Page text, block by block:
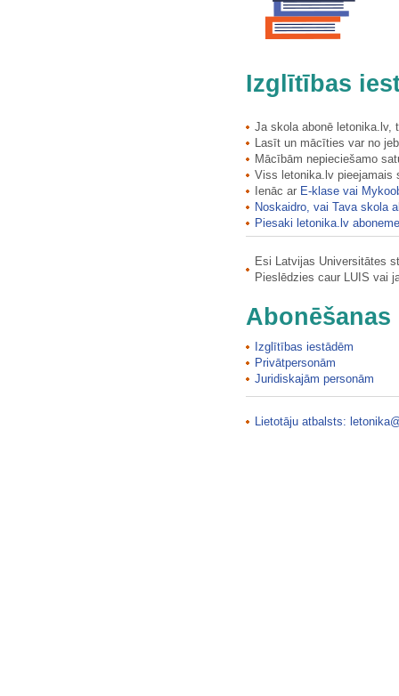
Izglītības
Ja skola abonē letonika.lv,
Lasīt un mācīties var no
Mācībām nepieciešamo
Viss letonika.lv
Ienāc ar E-klase vai
Noskaidro, vai Tava skola
Piesaki letonika.lv
Esi Latvijas Universitātes
Pieslēdzies caur LUIS vai
Abonēšanas
Izglītības iestādēm
Privātpersonām
Juridiskajām personām
Lietotāju atbalsts: